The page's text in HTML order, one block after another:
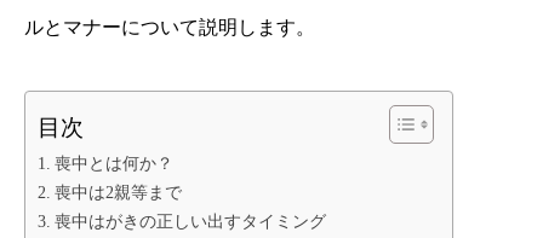
ルとマナーについて説明します。
目次
喪中とは何か？
喪中は2親等まで
喪中はがきの正しい出すタイミング